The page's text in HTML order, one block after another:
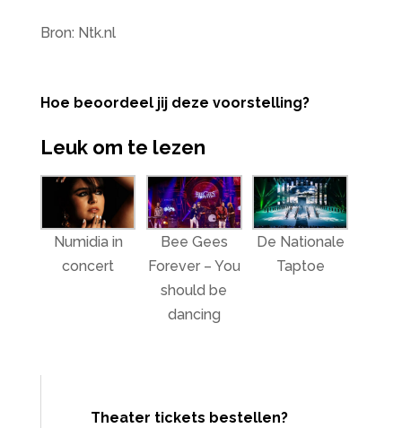
Bron: Ntk.nl
Hoe beoordeel jij deze voorstelling?
Leuk om te lezen
Numidia in
concert
Bee Gees
Forever – You
should be
dancing
De Nationale
Taptoe
Theater tickets bestellen?